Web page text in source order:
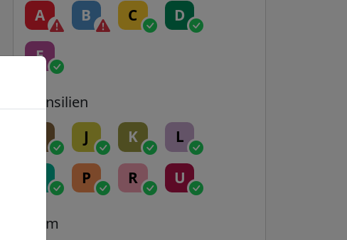
A B C D
E
Transilien
J K L
P R U
Tram